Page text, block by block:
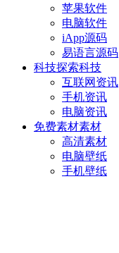
苹果软件
电脑软件
iApp源码
易语言源码
科技探索科技
互联网资讯
手机资讯
电脑资讯
免费素材素材
高清素材
电脑壁纸
手机壁纸